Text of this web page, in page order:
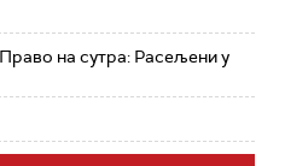
на сутра: Расељени у